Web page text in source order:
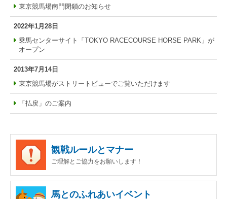
東京競馬場南門閉鎖のお知らせ
2022年1月28日
乗馬センターサイト「TOKYO RACECOURSE HORSE PARK」が
オープン
2013年7月14日
東京競馬場がストリートビューでご覧いただけます
「払戻」のご案内
観戦ルールとマナー
ご理解とご協力をお願いします！
馬とのふれあいイベント